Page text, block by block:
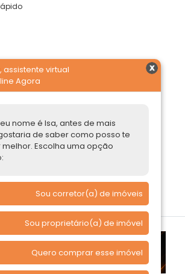
assistente virtual
Agora
nome é Isa, antes de mais
de saber como posso te
Escolha uma opção
Sou corretor(a) de imóveis
Sou proprietário(a) de imóvel
Quero comprar esse imóvel
de Imóvel
cookies para
experiência, de